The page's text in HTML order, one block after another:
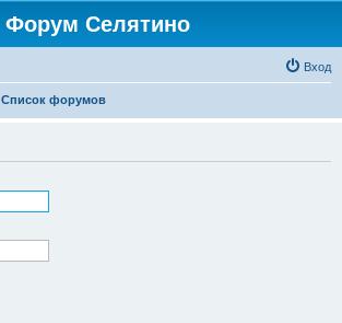
Форум Селятино
Вход
Список форумов